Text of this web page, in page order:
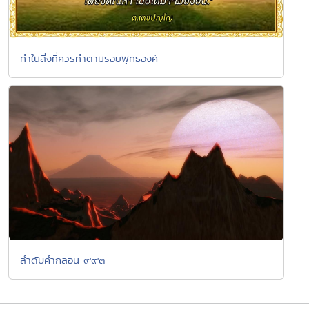
ทำในสิ่งที่ควรทำตามรอยพุทธองค์
ลำดับคำกลอน ๙๙๓